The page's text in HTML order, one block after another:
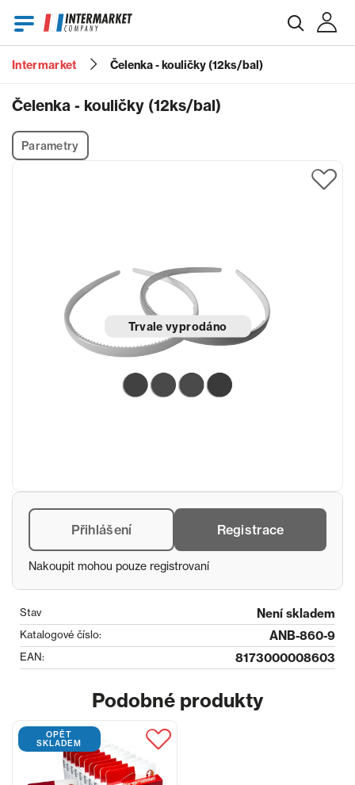
Heslo
Intermarket Čelenka - kouličky (12ks/bal)
Čelenka - kouličky (12ks/bal)
Parametry
Trvale vyprodáno
Přihlášení Registrace
Nakoupit mohou pouze registrovaní
Stav Není skladem
Katalogové číslo: ANB-860-9
EAN: 8173000008603
Podobné produkty
OPĚT
SKLADEM